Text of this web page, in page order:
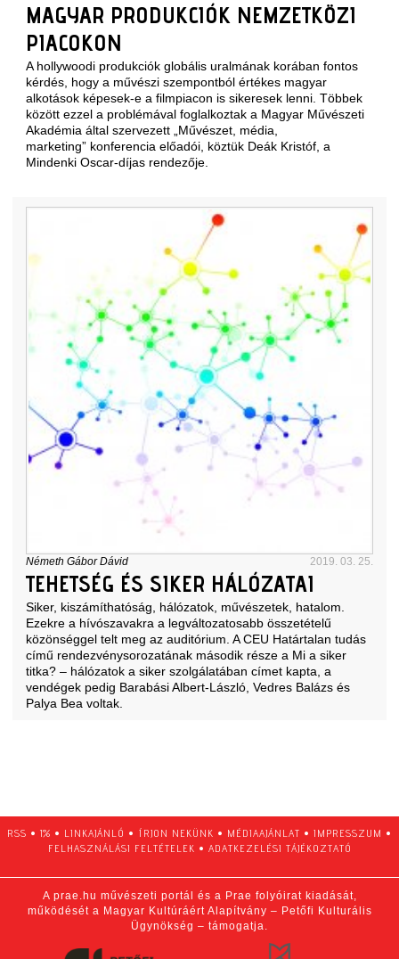
MAGYAR PRODUKCIÓK NEMZETKÖZI
PIACOKON
A hollywoodi produkciók globális uralmának korában fontos
kérdés, hogy a művészi szempontból értékes magyar
alkotások képesek-e a filmpiacon is sikeresek lenni. Többek
között ezzel a problémával foglalkoztak a Magyar Művészeti
Akadémia által szervezett „Művészet, média,
marketing” konferencia előadói, köztük Deák Kristóf, a
Mindenki Oscar-díjas rendezője.
Németh Gábor Dávid 2019. 03. 25.
TEHETSÉG ÉS SIKER HÁLÓZATAI
Siker, kiszámíthatóság, hálózatok, művészetek, hatalom.
Ezekre a hívószavakra a legváltozatosabb összetételű
közönséggel telt meg az auditórium. A CEU Határtalan tudás
című rendezvénysorozatának második része a Mi a siker
titka? – hálózatok a siker szolgálatában címet kapta, a
vendégek pedig Barabási Albert-László, Vedres Balázs és
Palya Bea voltak.
RSS • 1% • LINKAJÁNLÓ • ÍRJON NEKÜNK • MÉDIAAJÁNLAT • IMPRESSZUM •
FELHASZNÁLÁSI FELTÉTELEK • ADATKEZELÉSI TÁJÉKOZTATÓ
A prae.hu művészeti portál és a Prae folyóirat kiadását,
működését a Magyar Kultúráért Alapítvány – Petőfi Kulturális
Ügynökség – támogatja.